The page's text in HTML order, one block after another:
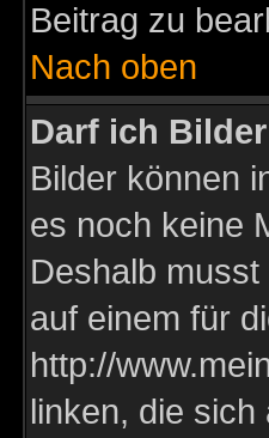
Beitrag zu
Nach oben
Darf ich
Bilder können
es noch keine
Deshalb
auf einem für
http://
linken, die